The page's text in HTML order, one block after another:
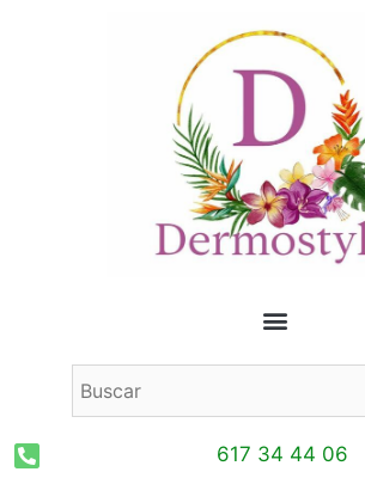
617 34 44 06